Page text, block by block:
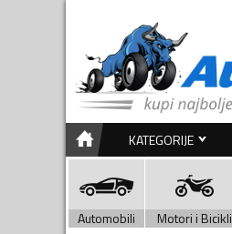
KATEGORIJE
Automobili Motori i Bicikli